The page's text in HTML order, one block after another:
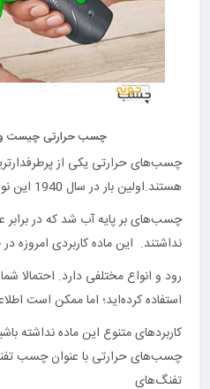
چسب حرارتی چیست
چسب‌های حرارتی یکی از
هستند.اولین بار در سال 1940 این نوع چسب تولید و جایگزین
چسب‌های بر پایه آب شد که در
نداشتند. این ماده کاربردی امروزه
رود و انواع مختلفی دارد. احتمالا
استفاده کرده‌اید؛ اما ممکن است
کاربردهای متنوع این ماده نداشته
چسب‌های حرارتی با عنوان چسب
تفنگ‌های